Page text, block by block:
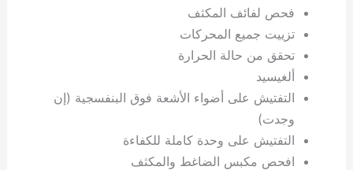
فحص لفائف المكثف
تزييت جميع المحركات
تحقق من حالة الحرارة
ألغيسيد
التفتيش على أضواء الأشعة فوق البنفسجية (إن
وجدت)
التفتيش على وحدة كاملة للكفاءة
افحص مكبس الضاغط والمكثف